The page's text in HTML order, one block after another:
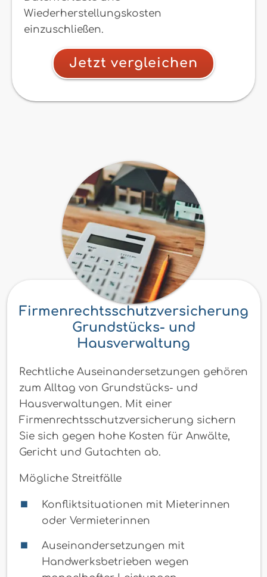
Wiederherstellungskosten
einzuschließen.
Jetzt vergleichen
Firmenrechtsschutzversicherung
Grundstücks- und
Hausverwaltung
Rechtliche Auseinandersetzungen gehören
zum Alltag von Grundstücks- und
Hausverwaltungen. Mit einer
Firmenrechtsschutzversicherung sichern
Sie sich gegen hohe Kosten für Anwälte,
Gericht und Gutachten ab.
Mögliche Streitfälle
Konfliktsituationen mit Mieterinnen
oder Vermieterinnen
Auseinandersetzungen mit
Handwerksbetrieben wegen